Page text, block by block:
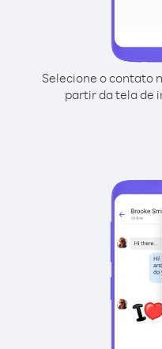
Selecione o contato
partir da tela de